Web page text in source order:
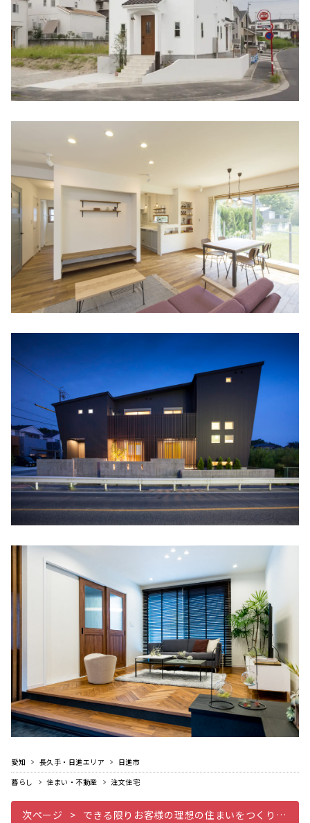
愛知 長久手・日進エリア
日進市
暮らし
住まい・不動産 注文住宅
次ページ できる限りお客様の理想の住まいをつくりたい